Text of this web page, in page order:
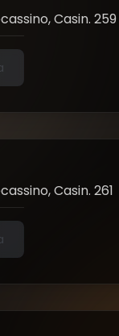
Casin. 259
Casin. 261